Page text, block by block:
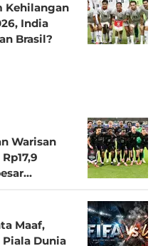
Kehilangan
India
Brasil?
Warisan
Maaf,
Dunia